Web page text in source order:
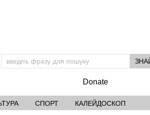
Donate
СПОРТ КАЛЕЙДОСКОП